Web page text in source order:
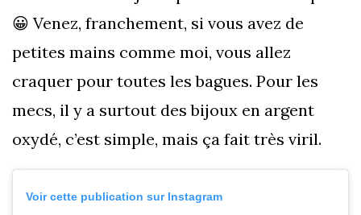
😀 Venez, franchement, si vous avez de
petites mains comme moi, vous allez
craquer pour toutes les bagues. Pour les
mecs, il y a surtout des bijoux en argent
oxydé, c’est simple, mais ça fait très viril.
Voir cette publication sur Instagram